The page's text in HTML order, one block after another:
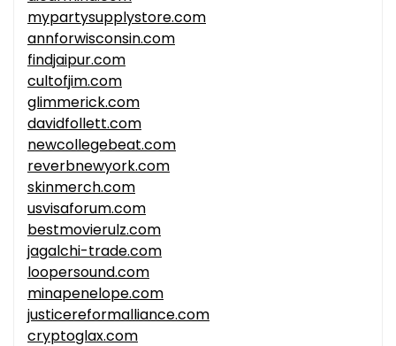
mypartysupplystore.com
annforwisconsin.com
findjaipur.com
cultofjim.com
glimmerick.com
davidfollett.com
newcollegebeat.com
reverbnewyork.com
skinmerch.com
usvisaforum.com
bestmovierulz.com
jagalchi-trade.com
loopersound.com
minapenelope.com
justicereformalliance.com
cryptoglax.com